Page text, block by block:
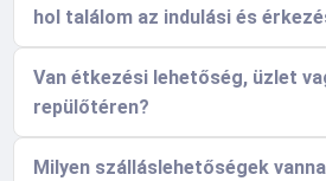
hol találom az indulási és
Van étkezési lehetőség, üzlet
repülőtéren?
Milyen szálláslehetőségek